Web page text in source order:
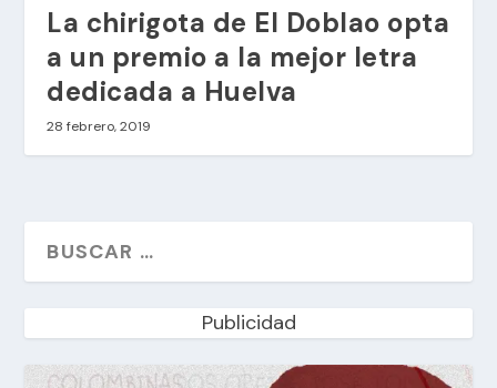
La chirigota de El Doblao opta
a un premio a la mejor letra
dedicada a Huelva
28 febrero, 2019
Publicidad